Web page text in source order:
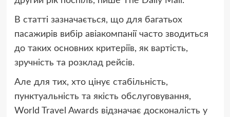
В статті зазначається, що для багатьох
пасажирів вибір авіакомпанії часто зводиться
до таких основних критеріїв, як вартість,
зручність та розклад рейсів.
Але для тих, хто цінує стабільність,
пунктуальність та якість обслуговування,
World Travel Awards відзначає досконалість у